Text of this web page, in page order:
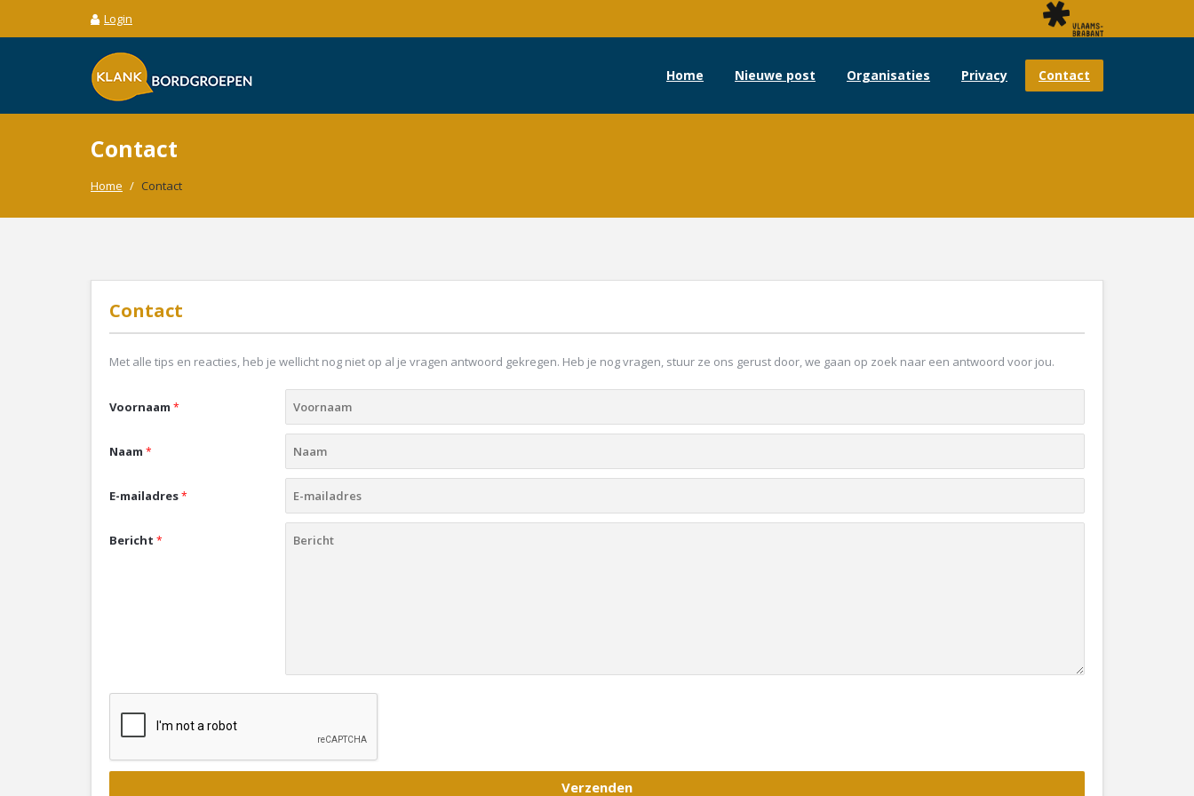
Login
Home Nieuwe post Organisaties Privacy Contact
Contact
Home / Contact
Contact
Met alle tips en reacties, heb je wellicht nog niet op al je vragen antwoord gekregen. Heb je nog vragen, stuur ze ons gerust door, we gaan op zoek naar een antwoord voor jou.
Voornaam *
Naam *
E-mailadres*
Bericht *